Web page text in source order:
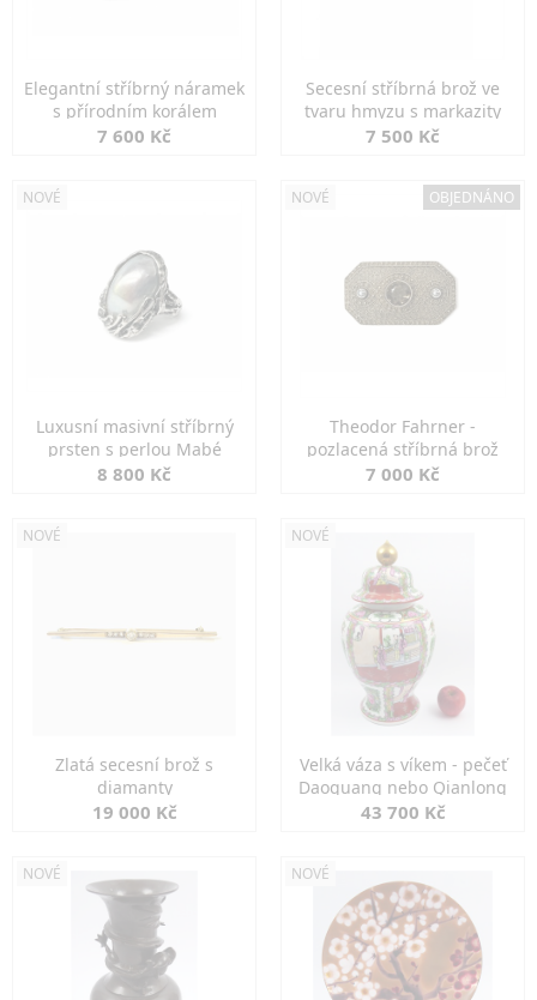
Elegantní stříbrný náramek
s přírodním korálem
7 600 Kč
Secesní stříbrná brož ve
tvaru hmyzu s markazity
7 500 Kč
NOVÉ
Luxusní masivní stříbrný
prsten s perlou Mabé
8 800 Kč
NOVÉ OBJEDNÁNO
Theodor Fahrner -
pozlacená stříbrná brož
7 000 Kč
NOVÉ
Zlatá secesní brož s
diamanty
19 000 Kč
NOVÉ
Velká váza s víkem - pečeť
Daoguang nebo Qianlong
43 700 Kč
NOVÉ NOVÉ